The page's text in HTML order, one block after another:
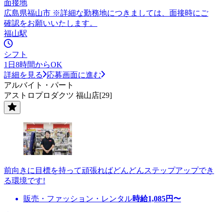
面接地
広島県福山市 ※詳細な勤務地につきましては、面接時にご
確認をお願いいたします。
福山駅
シフト
1日8時間からOK
詳細を見る
応募画面に進む
アルバイト・パート
アストロプロダクツ 福山店[29]
前向きに目標を持って頑張ればどんどんステップアップでき
る環境です!
販売・ファッション・レンタル時給1,085円〜